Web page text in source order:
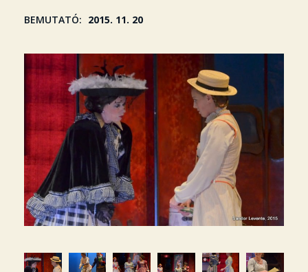
BEMUTATÓ 2015. 11. 20